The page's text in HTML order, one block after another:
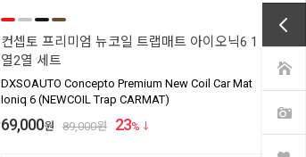
컨셉토 프리미엄 뉴코일 트랩매트 아이오닉6 1
열2열 세트
DXSOAUTO Concepto Premium New Coil Car Mat
Ioniq 6 (NEWCOIL Trap CARMAT)
69,000원 89,000원 23%